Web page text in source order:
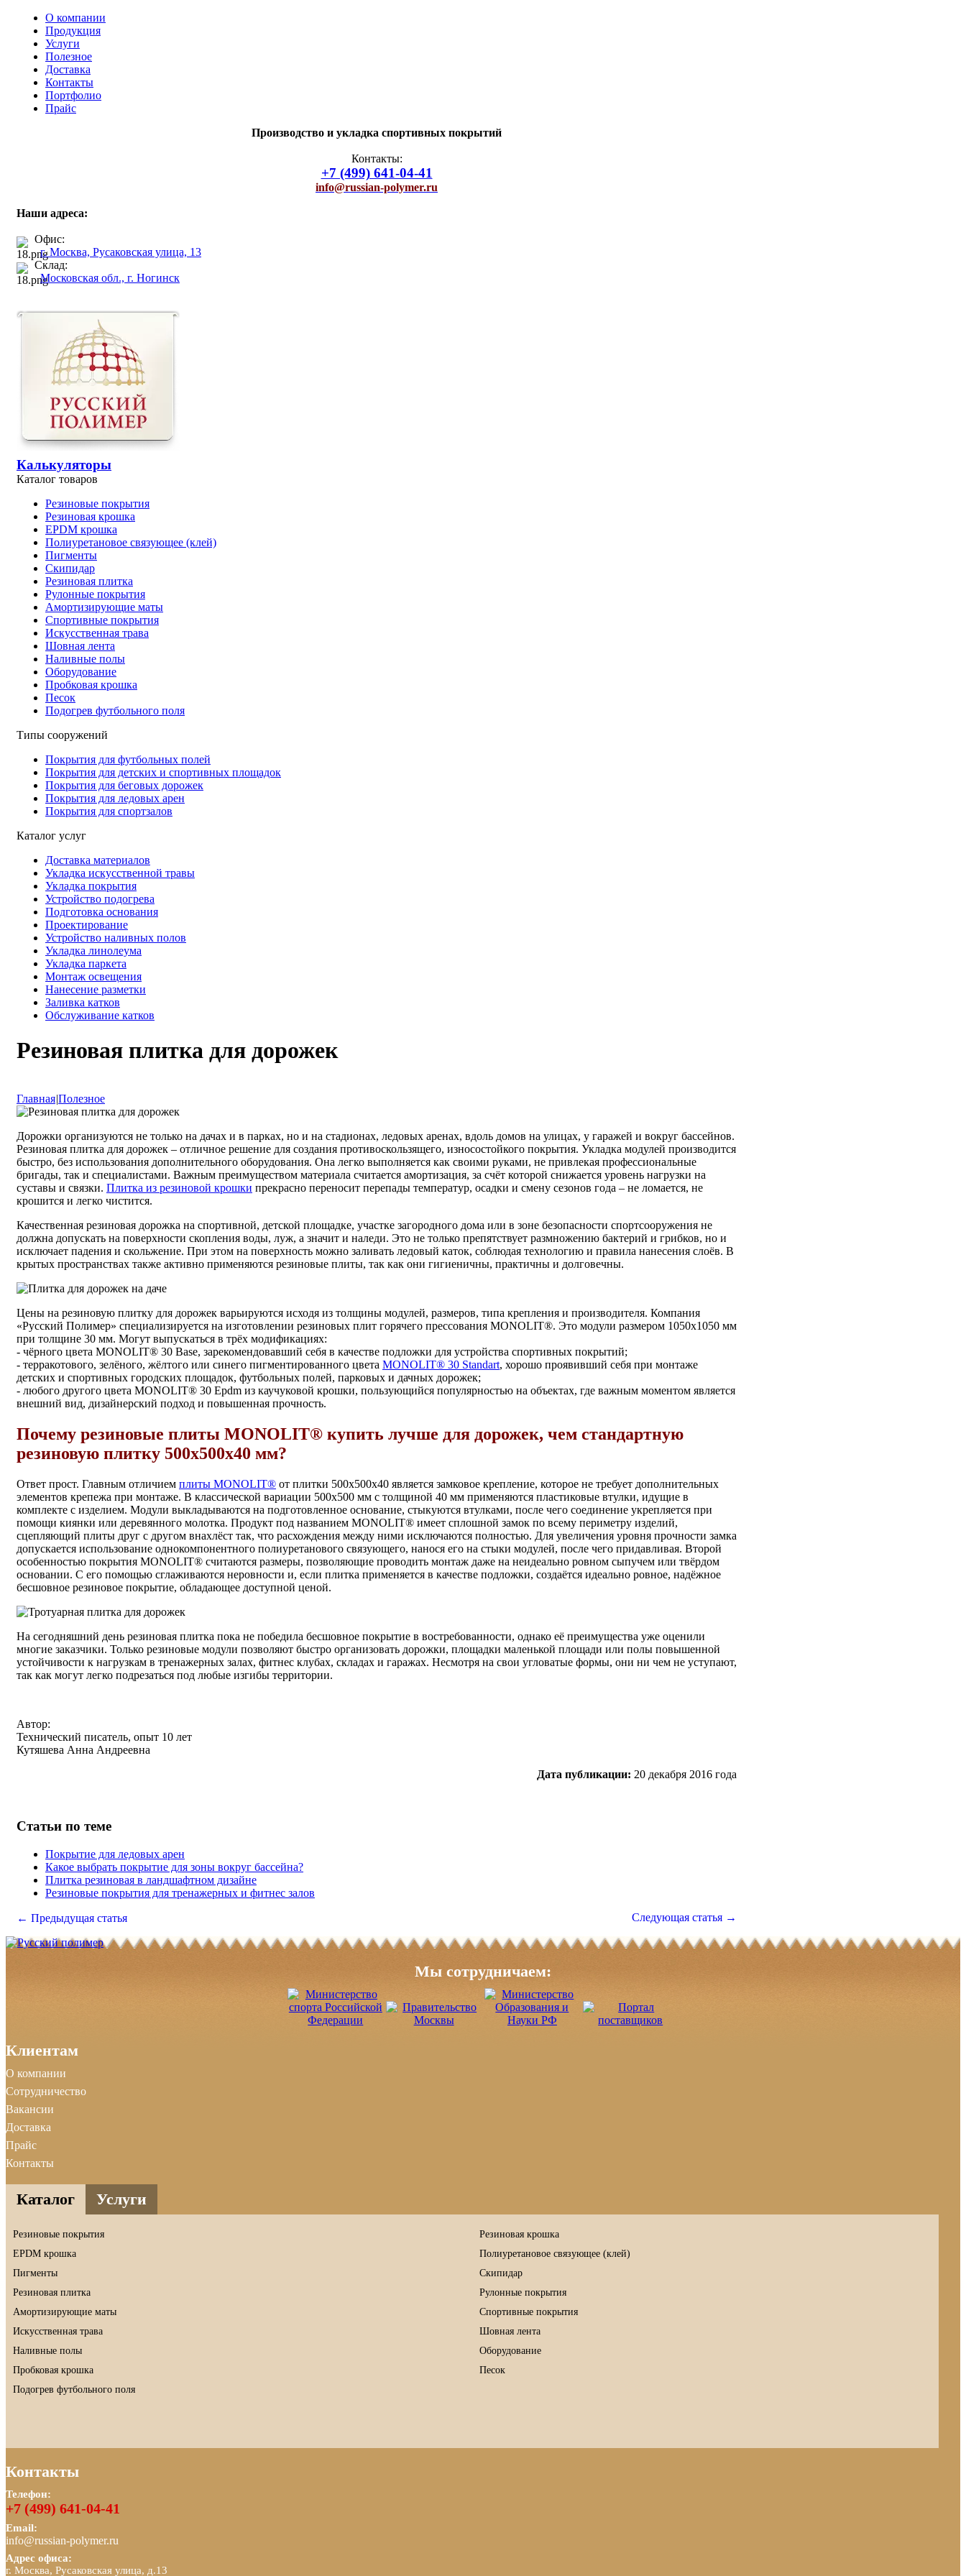
О компании
Продукция
Услуги
Полезное
Доставка
Контакты
Портфолио
Прайс
Производство и укладка спортивных покрытий
Контакты:
+7 (499) 641-04-41
info@russian-polymer.ru
Наши адреса:
Офис:
г. Москва, Русаковская улица, 13
Склад:
Московская обл., г. Ногинск
Калькуляторы
Каталог товаров
Резиновые покрытия
Резиновая крошка
EPDM крошка
Полиуретановое связующее (клей)
Пигменты
Скипидар
Резиновая плитка
Рулонные покрытия
Амортизирующие маты
Спортивные покрытия
Искусственная трава
Шовная лента
Наливные полы
Оборудование
Пробковая крошка
Песок
Подогрев футбольного поля
Типы сооружений
Покрытия для футбольных полей
Покрытия для детских и спортивных площадок
Покрытия для беговых дорожек
Покрытия для ледовых арен
Покрытия для спортзалов
Каталог услуг
Доставка материалов
Укладка искусственной травы
Укладка покрытия
Устройство подогрева
Подготовка основания
Проектирование
Устройство наливных полов
Укладка линолеума
Укладка паркета
Монтаж освещения
Нанесение разметки
Заливка катков
Обслуживание катков
Резиновая плитка для дорожек
Главная|Полезное
Дорожки организуются не только на дачах и в парках, но и на стадионах, ледовых аренах, вдоль домов на улицах, у гаражей и вокруг бассейнов.
Резиновая плитка для дорожек – отличное решение для создания противоскользящего, износостойкого покрытия. Укладка модулей производится
быстро, без использования дополнительного оборудования. Она легко выполняется как своими руками, не привлекая профессиональные
бригады, так и специалистами. Важным преимуществом материала считается амортизация, за счёт которой снижается уровень нагрузки на
суставы и связки. Плитка из резиновой крошки прекрасно переносит перепады температур, осадки и смену сезонов года – не ломается, не
крошится и легко чистится.
Качественная резиновая дорожка на спортивной, детской площадке, участке загородного дома или в зоне безопасности спортсооружения не
должна допускать на поверхности скопления воды, луж, а значит и наледи. Это не только препятствует размножению бактерий и грибков, но и
исключает падения и скольжение. При этом на поверхность можно заливать ледовый каток, соблюдая технологию и правила нанесения слоёв. В
крытых пространствах также активно применяются резиновые плиты, так как они гигиеничны, практичны и долговечны.
Цены на резиновую плитку для дорожек варьируются исходя из толщины модулей, размеров, типа крепления и производителя. Компания
«Русский Полимер» специализируется на изготовлении резиновых плит горячего прессования MONOLIT®. Это модули размером 1050х1050 мм
при толщине 30 мм. Могут выпускаться в трёх модификациях:
- чёрного цвета MONOLIT® 30 Base, зарекомендовавший себя в качестве подложки для устройства спортивных покрытий;
- терракотового, зелёного, жёлтого или синего пигментированного цвета MONOLIT® 30 Standart, хорошо проявивший себя при монтаже
детских и спортивных городских площадок, футбольных полей, парковых и дачных дорожек;
- любого другого цвета MONOLIT® 30 Epdm из каучуковой крошки, пользующийся популярностью на объектах, где важным моментом является
внешний вид, дизайнерский подход и повышенная прочность.
Почему резиновые плиты MONOLIT® купить лучше для дорожек, чем стандартную
резиновую плитку 500х500х40 мм?
Ответ прост. Главным отличием плиты MONOLIT® от плитки 500х500х40 является замковое крепление, которое не требует дополнительных
элементов крепежа при монтаже. В классической вариации 500х500 мм с толщиной 40 мм применяются пластиковые втулки, идущие в
комплекте с изделием. Модули выкладываются на подготовленное основание, стыкуются втулками, после чего соединение укрепляется при
помощи киянки или деревянного молотка. Продукт под названием MONOLIT® имеет сплошной замок по всему периметру изделий,
сцепляющий плиты друг с другом внахлёст так, что расхождения между ними исключаются полностью. Для увеличения уровня прочности замка
допускается использование однокомпонентного полиуретанового связующего, нанося его на стыки модулей, после чего придавливая. Второй
особенностью покрытия MONOLIT® считаются размеры, позволяющие проводить монтаж даже на неидеально ровном сыпучем или твёрдом
основании. С его помощью сглаживаются неровности и, если плитка применяется в качестве подложки, создаётся идеально ровное, надёжное
бесшовное резиновое покрытие, обладающее доступной ценой.
На сегодняшний день резиновая плитка пока не победила бесшовное покрытие в востребованности, однако её преимущества уже оценили
многие заказчики. Только резиновые модули позволяют быстро организовать дорожки, площадки маленькой площади или полы повышенной
устойчивости к нагрузкам в тренажерных залах, фитнес клубах, складах и гаражах. Несмотря на свои угловатые формы, они ни чем не уступают,
так как могут легко подрезаться под любые изгибы территории.
Автор:
Технический писатель, опыт 10 лет
Кутяшева Анна Андреевна
Дата публикации: 20 декабря 2016 года
Статьи по теме
Покрытие для ледовых арен
Какое выбрать покрытие для зоны вокруг бассейна?
Плитка резиновая в ландшафтном дизайне
Резиновые покрытия для тренажерных и фитнес залов
← Предыдущая статья Следующая статья →
Мы сотрудничаем:
Клиентам
О компании
Сотрудничество
Вакансии
Доставка
Прайс
Контакты
Каталог Услуги
Резиновые покрытия
Резиновая крошка
EPDM крошка
Полиуретановое связующее (клей)
Пигменты
Скипидар
Резиновая плитка
Рулонные покрытия
Амортизирующие маты
Спортивные покрытия
Искусственная трава
Шовная лента
Наливные полы
Оборудование
Пробковая крошка
Песок
Подогрев футбольного поля
Контакты
Телефон:
+7 (499) 641-04-41
Email:
info@russian-polymer.ru
Адрес офиса:
г. Москва, Русаковская улица, д.13